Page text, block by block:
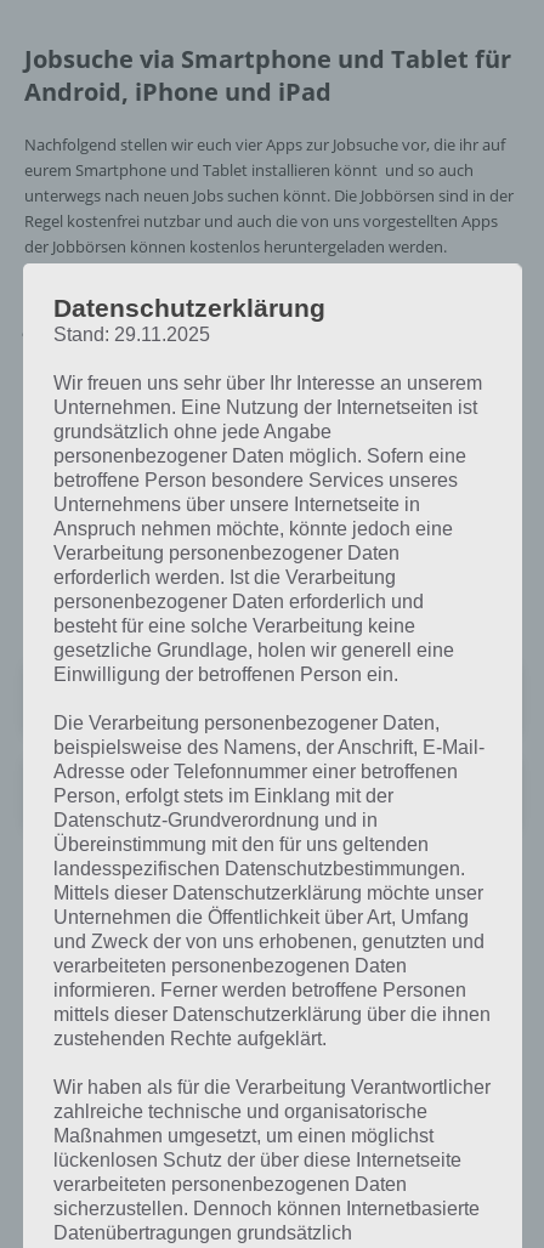
Jobsuche via Smartphone und Tablet für
Android, iPhone und iPad
Nachfolgend stellen wir euch vier Apps zur Jobsuche vor, die ihr auf
eurem Smartphone und Tablet installieren könnt und so auch
unterwegs nach neuen Jobs suchen könnt. Die Jobbörsen sind in der
Regel kostenfrei nutzbar und auch die von uns vorgestellten Apps
der Jobbörsen können kostenlos heruntergeladen werden.
Jobbörse der Bundesagentur für Arbeit für
Zu allererst wollen wir die App der Bundesagentur für Arbeit
vorstellen, die es für Android, iPhone und iPad zum kostenlosen
Download gibt. Leider kommt die App bei den Nutzern nicht allzugut
an, was mit Abstürzen und der Unübersichtlichkeit zu tun hat.
Von den Funktionen her gibt es eine Suche nach Arbeitsplätzen,
Ausbildungsstellen, Praktika/Trainee-Jobs, Künstler-Engagements
und Selbständige Tätigkeiten. Zudem kann man sich auch direkt
einloggen oder registrieren.
Jobsuche – die Jobbörse der BA
Preis: Kostenlos
Jobsuche – Jobportal der BA
Preis:Kostenlos
Monster Jobsuche als App
Auch die Monster App kommt bei den Usern nicht allzu gut an. Als
Kritikpunkte werden aufgeführt, dass es keinen Filter für Nebenjobs
gibt und die App noch einige Fehlermeldungen ausspuckt.
Außerdem werden teilweise die Ladezeiten kritisiert und die
Umkreissuche nicht richtig unterstützt.
Ansonsten kann der Funktionsumfang überzeugen. So kann man
über die Apps nach Jubs suchen, ansehen, bewerben oder für eine
spätere Bewerbung speichern. Zudem kann man sich bei seinem
Monster Account anmelden und über Push Benachrichtungen über
neue Jobangebote informieren lassen.
Datenschutzerklärung
Stand: 29.11.2025
Wir freuen uns sehr über Ihr Interesse an unserem
Unternehmen. Eine Nutzung der Internetseiten ist
grundsätzlich ohne jede Angabe
personenbezogener Daten möglich. Sofern eine
betroffene Person besondere Services unseres
Unternehmens über unsere Internetseite in
Anspruch nehmen möchte, könnte jedoch eine
Verarbeitung personenbezogener Daten
erforderlich werden. Ist die Verarbeitung
personenbezogener Daten erforderlich und
besteht für eine solche Verarbeitung keine
gesetzliche Grundlage, holen wir generell eine
Einwilligung der betroffenen Person ein.
Die Verarbeitung personenbezogener Daten,
beispielsweise des Namens, der Anschrift, E-Mail-
Adresse oder Telefonnummer einer betroffenen
Person, erfolgt stets im Einklang mit der
Datenschutz-Grundverordnung und in
Übereinstimmung mit den für uns geltenden
landesspezifischen Datenschutzbestimmungen.
Mittels dieser Datenschutzerklärung möchte unser
Unternehmen die Öffentlichkeit über Art, Umfang
und Zweck der von uns erhobenen, genutzten und
verarbeiteten personenbezogenen Daten
informieren. Ferner werden betroffene Personen
mittels dieser Datenschutzerklärung über die ihnen
zustehenden Rechte aufgeklärt.
Wir haben als für die Verarbeitung Verantwortlicher
zahlreiche technische und organisatorische
Maßnahmen umgesetzt, um einen möglichst
lückenlosen Schutz der über diese Internetseite
verarbeiteten personenbezogenen Daten
sicherzustellen. Dennoch können Internetbasierte
Datenübertragungen grundsätzlich